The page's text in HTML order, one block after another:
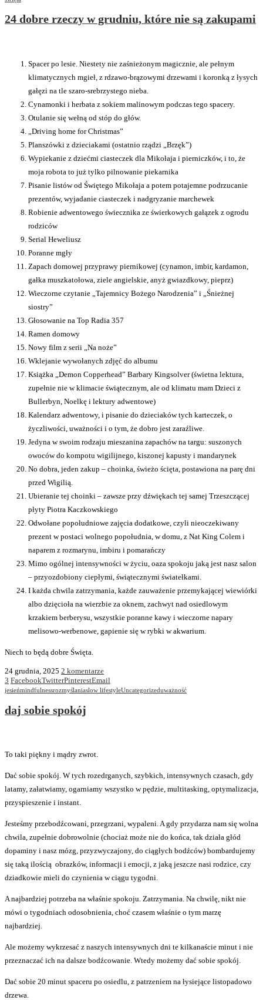
24 dobre rzeczy w grudniu, które nie są zakupami
Spacer po lesie. Niestety nie zaśnieżonym magicznie, ale pełnym
klimatycznych mgieł, z rdzawo-brązowymi drzewami i koronką z łysych
gałęzi na tle szaro-srebrzystego nieba.
Cynamonki i herbata z sokiem malinowym podczas tego spacery.
Otulanie się wełną od stóp do głów.
„Driving home for Christmas”
Planszówki z dzieciakami (ostatnio rządzi „Brzęk”)
Wypiekanie z dziećmi ciasteczek dla Mikołaja i pierniczków, i to, że
moja robota to już tylko pilnowanie piekarnika
Pisanie listów od Świętego Mikołaja a potem potajemne podrzucanie
prezentów, wyjadanie ciasteczek i nadgryzanie marchewek
Robienie adwentowego świecznika ze świerkowych gałązek z ogrodu
rodziców
Serial Heweliusz
Poranne mgły
Zapach domowej przyprawy piernikowej (cynamon, imbir, kardamon,
gałka muszkatołowa, ziele angielskie, anyż gwiazdkowy, pieprz)
Wieczorne czytanie „Tajemnicy Bożego Narodzenia” i „Śnieżnej
siostry”
Głosowanie na Top Radia 357
Ramen domowy
Nowy film z serii „Na noże”
Wklejanie wywołanych zdjęć do albumu
Książka „Demon Copperhead” Barbary Kingsolver (świetna lektura,
zupełnie nie w klimacie świątecznym, ale od klimatu mam Dzieci z
Bullerbyn, Noelkę i lektury adwentowe)
Kalendarz adwentowy, i pisanie do dzieciaków tych karteczek, o
życzliwości, uważności i o tym, że dobro jest zaraźliwe.
Jedyna w swoim rodzaju mieszanina zapachów na targu: suszonych
owoców do kompotu wigilijnego, kiszonej kapusty i mandarynek
No dobra, jeden zakup – choinka, świeżo ścięta, postawiona na parę dni
przed Wigilią.
Ubieranie tej choinki – zawsze przy dźwiękach tej samej Trzeszczącej
płyty Piotra Kaczkowskiego
Odwołane popołudniowe zajęcia dodatkowe, czyli nieoczekiwany
prezent w postaci wolnego popołudnia, w domu, z Nat King Colem i
naparem z rozmarynu, imbiru i pomarańczy
Mimo ogólnej intensywności w życiu, oaza spokoju jaką jest nasz salon
– przyozdobiony ciepłymi, świątecznymi światełkami.
I każda chwila zatrzymania, każde zauważenie przemykającej wiewiórki
albo dzięcioła na wierzbie za oknem, zachwyt nad osiedlowym
krzakiem berberysu, wszystkie poranne kawy i wieczorne napary
melisowo-werbenowe, gapienie się w rybki w akwarium.
Niech to będą dobre Święta.
24 grudnia, 2025 2 komentarze
3 FacebookTwitterPinterestEmail
jesieńmindfulnessrozmyślaniaslow lifestyleUncategorizeduważność
daj sobie spokój
To taki piękny i mądry zwrot.
Dać sobie spokój. W tych rozedrganych, szybkich, intensywnych czasach, gdy
latamy, załatwiamy, ogarniamy wszystko w pędzie, multitasking, optymalizacja,
przyspieszenie i instant.
Jesteśmy przebodźcowani, przegrzani, wypaleni. A gdy przydarza nam się wolna
chwila, zupełnie dobrowolnie (chociaż może nie do końca, tak działa głód
dopaminy i nasz mózg, przyzwyczajony, do ciągłych bodźców) bombardujemy
się taką ilością obrazków, informacji i emocji, z jaką jeszcze nasi rodzice, czy
dziadkowie mieli do czynienia w ciągu tygodni.
A najbardziej potrzeba na właśnie spokoju. Zatrzymania. Na chwilę, nikt nie
mówi o tygodniach odosobnienia, choć czasem właśnie o tym marzę
najbardziej.
Ale możemy wykrzesać z naszych intensywnych dni te kilkanaście minut i nie
przeznaczać ich na dalsze bodźcowanie. Wtedy możemy dać sobie spokój.
Dać sobie 20 minut spaceru po osiedlu, z patrzeniem na łysiejące listopadowo
drzewa.